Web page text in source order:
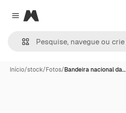
Close menu
Magnific
Início/stock/Fotos/Bandeira nacional da…